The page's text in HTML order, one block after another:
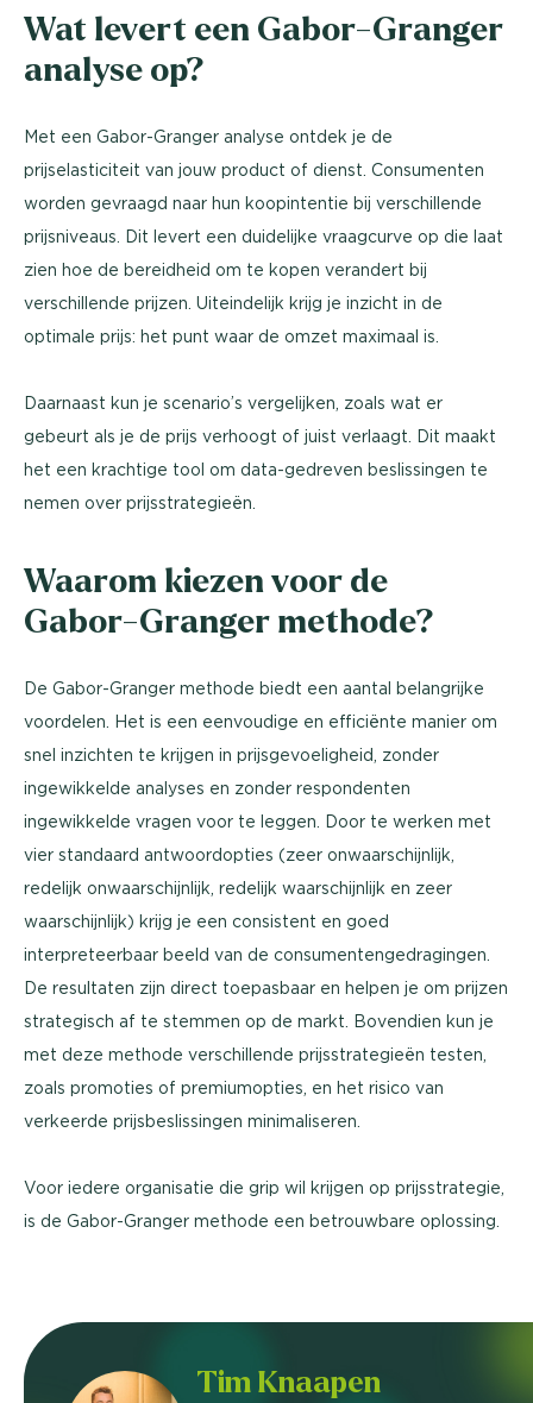
Wat levert een Gabor-Granger
analyse op?
Met een Gabor-Granger analyse ontdek je de
prijselasticiteit van jouw product of dienst. Consumenten
worden gevraagd naar hun koopintentie bij verschillende
prijsniveaus. Dit levert een duidelijke vraagcurve op die laat
zien hoe de bereidheid om te kopen verandert bij
verschillende prijzen. Uiteindelijk krijg je inzicht in de
optimale prijs: het punt waar de omzet maximaal is.
Daarnaast kun je scenario’s vergelijken, zoals wat er
gebeurt als je de prijs verhoogt of juist verlaagt. Dit maakt
het een krachtige tool om data-gedreven beslissingen te
nemen over prijsstrategieën.
Waarom kiezen voor de
Gabor-Granger methode?
De Gabor-Granger methode biedt een aantal belangrijke
voordelen. Het is een eenvoudige en efficiënte manier om
snel inzichten te krijgen in prijsgevoeligheid, zonder
ingewikkelde analyses en zonder respondenten
ingewikkelde vragen voor te leggen. Door te werken met
vier standaard antwoordopties (zeer onwaarschijnlijk,
redelijk onwaarschijnlijk, redelijk waarschijnlijk en zeer
waarschijnlijk) krijg je een consistent en goed
interpreteerbaar beeld van de consumentengedragingen.
De resultaten zijn direct toepasbaar en helpen je om prijzen
strategisch af te stemmen op de markt. Bovendien kun je
met deze methode verschillende prijsstrategieën testen,
zoals promoties of premiumopties, en het risico van
verkeerde prijsbeslissingen minimaliseren.
Voor iedere organisatie die grip wil krijgen op prijsstrategie,
is de Gabor-Granger methode een betrouwbare oplossing.
Tim Knaapen